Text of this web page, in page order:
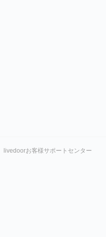
livedoorお客様サポートセンター